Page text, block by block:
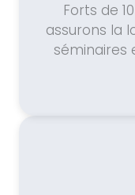
Forts de
assurons la
séminaires